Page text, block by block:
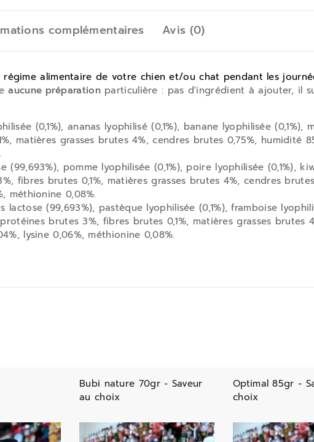
complémentaires Avis (0)
alimentaire de votre chien et/ou chat pendant les
aucune préparationparticulière : pas d'ingrédient à ajouter, il
(0,1%), ananas lyophilisé (0,1%), banane lyophilisée (0,1%),
matières grasses brutes 4%, cendres brutes 0,75%, humidité
(99,693%), pomme lyophilisée (0,1%), poire lyophilisée (0,1%),
fibres brutes 0,1%, matières grasses brutes 4%, cendres
méthionine 0,08%.
lactose (99,693%), pastèque lyophilisée (0,1%), framboise
protéines brutes 3%, fibres brutes 0,1%, matières grasses brutes
lysine 0,06%, méthionine 0,08%.
Bubi nature 70gr - Saveur
au choix
Optimal 85gr -
choix